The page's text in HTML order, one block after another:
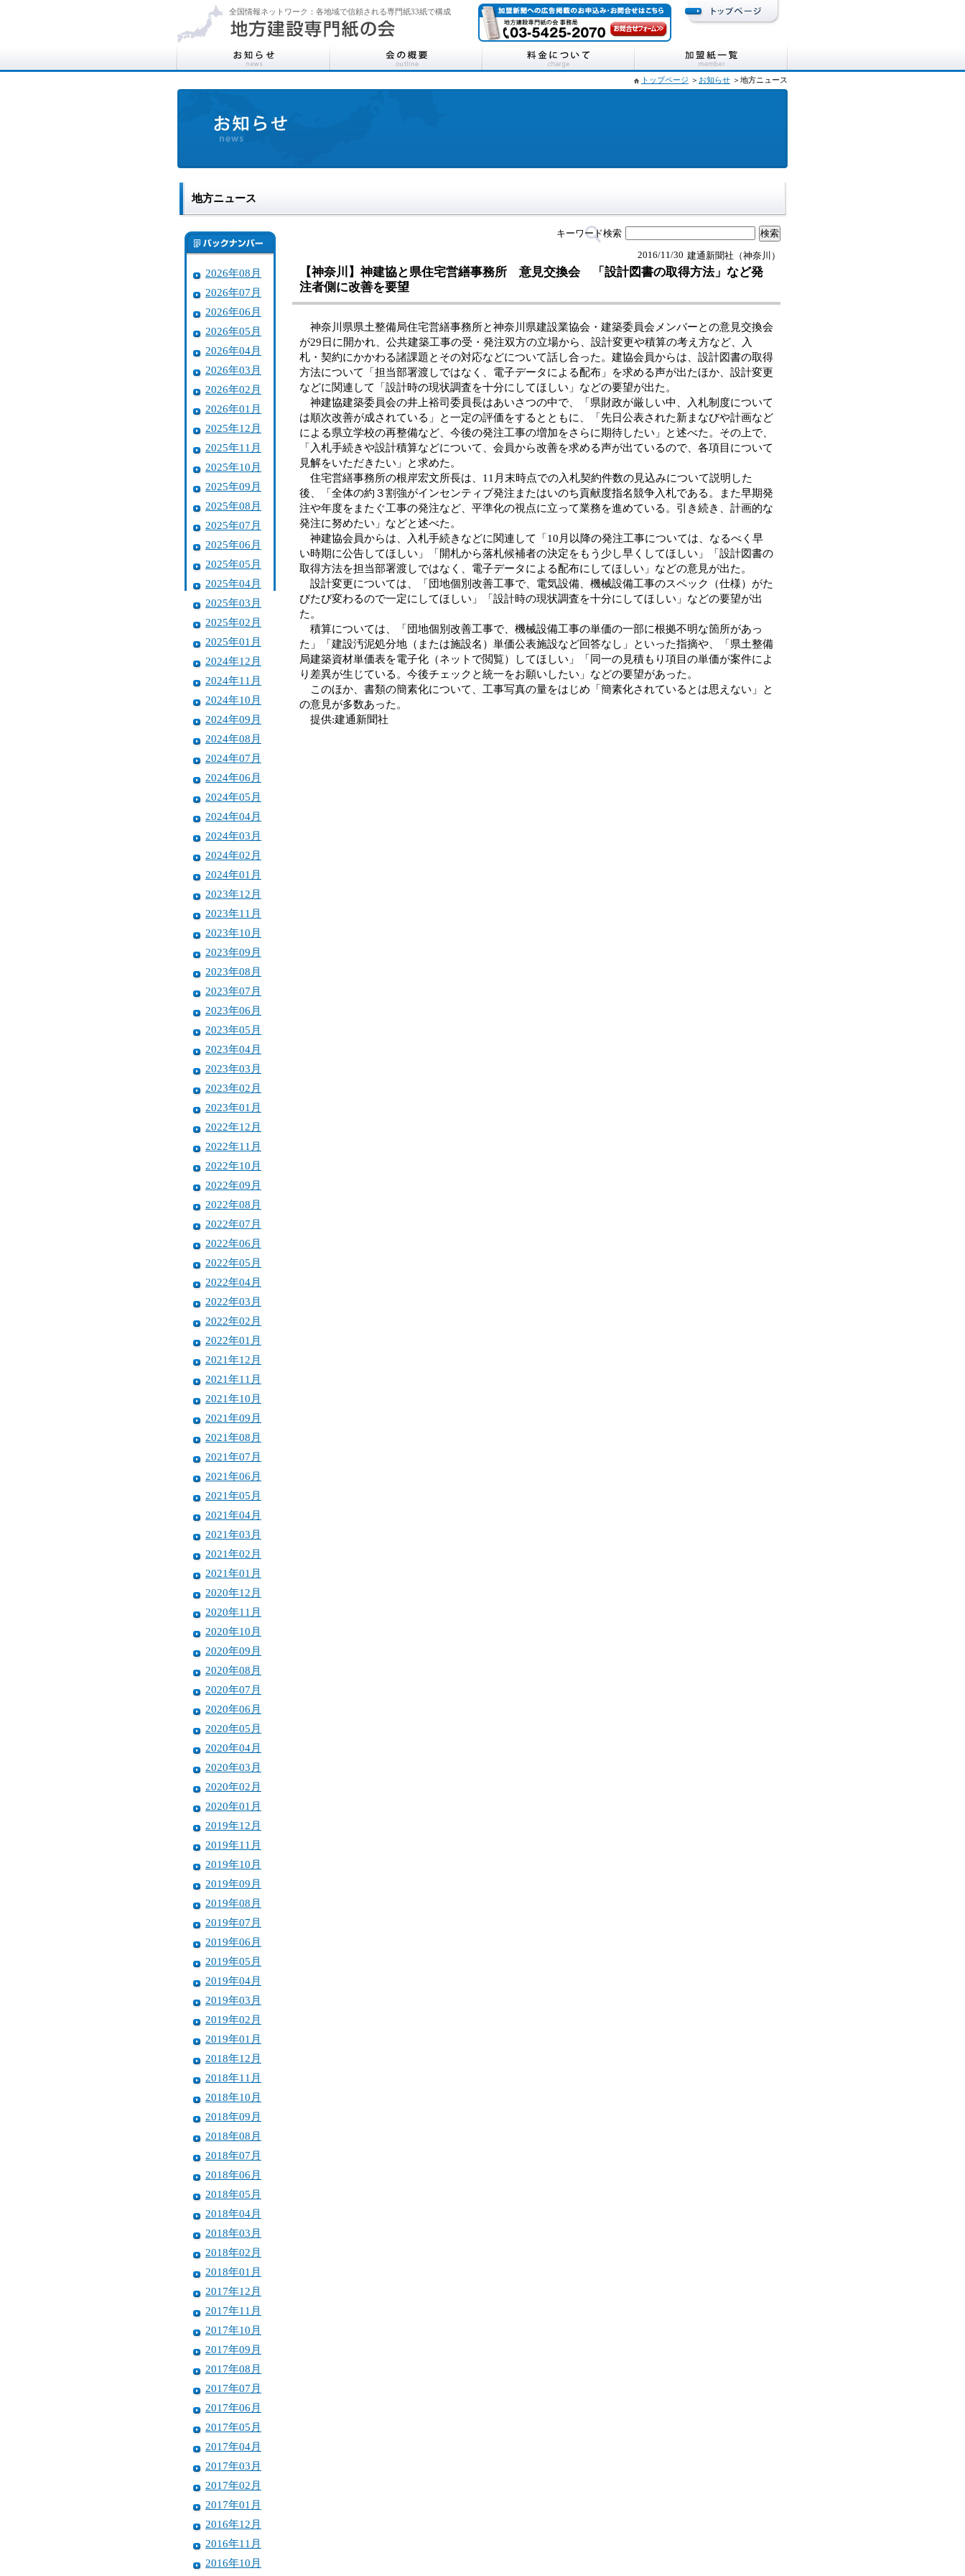
全国情報ネットワーク：各地域で信頼される専門紙33紙で構成
トップページ ＞ お知らせ ＞地方ニュース
地方ニュース
2026年08月
2026年07月
2026年06月
2026年05月
2026年04月
2026年03月
2026年02月
2026年01月
2025年12月
2025年11月
2025年10月
2025年09月
2025年08月
2025年07月
2025年06月
2025年05月
2025年04月
2025年03月
2025年02月
2025年01月
2024年12月
2024年11月
2024年10月
2024年09月
2024年08月
2024年07月
2024年06月
2024年05月
2024年04月
2024年03月
2024年02月
2024年01月
2023年12月
2023年11月
2023年10月
2023年09月
2023年08月
2023年07月
2023年06月
2023年05月
2023年04月
2023年03月
2023年02月
2023年01月
2022年12月
2022年11月
2022年10月
2022年09月
2022年08月
2022年07月
2022年06月
2022年05月
2022年04月
2022年03月
2022年02月
2022年01月
2021年12月
2021年11月
2021年10月
2021年09月
2021年08月
2021年07月
2021年06月
2021年05月
2021年04月
2021年03月
2021年02月
2021年01月
2020年12月
2020年11月
2020年10月
2020年09月
2020年08月
2020年07月
2020年06月
2020年05月
2020年04月
2020年03月
2020年02月
2020年01月
2019年12月
2019年11月
2019年10月
2019年09月
2019年08月
2019年07月
2019年06月
2019年05月
2019年04月
2019年03月
2019年02月
2019年01月
2018年12月
2018年11月
2018年10月
2018年09月
2018年08月
2018年07月
2018年06月
2018年05月
2018年04月
2018年03月
2018年02月
2018年01月
2017年12月
2017年11月
2017年10月
2017年09月
2017年08月
2017年07月
2017年06月
2017年05月
2017年04月
2017年03月
2017年02月
2017年01月
2016年12月
2016年11月
2016年10月
キーワード検索
建通新聞社（神奈川）
2016/11/30
【神奈川】神建協と県住宅営繕事務所 意見交換会 「設計図書の取得方法」など発
注者側に改善を要望
神奈川県県土整備局住宅営繕事務所と神奈川県建設業協会・建築委員会メンバーとの意見交換会
が29日に開かれ、公共建築工事の受・発注双方の立場から、設計変更や積算の考え方など、入
札・契約にかかわる諸課題とその対応などについて話し合った。建協会員からは、設計図書の取得
方法について「担当部署渡しではなく、電子データによる配布」を求める声が出たほか、設計変更
などに関連して「設計時の現状調査を十分にしてほしい」などの要望が出た。
神建協建築委員会の井上裕司委員長はあいさつの中で、「県財政が厳しい中、入札制度について
は順次改善が成されている」と一定の評価をするとともに、「先日公表された新まなびや計画など
による県立学校の再整備など、今後の発注工事の増加をさらに期待したい」と述べた。その上で、
「入札手続きや設計積算などについて、会員から改善を求める声が出ているので、各項目について
見解をいただきたい」と求めた。
住宅営繕事務所の根岸宏文所長は、11月末時点での入札契約件数の見込みについて説明した
後、「全体の約３割強がインセンティブ発注またはいのち貢献度指名競争入札である。また早期発
注や年度をまたぐ工事の発注など、平準化の視点に立って業務を進めている。引き続き、計画的な
発注に努めたい」などと述べた。
神建協会員からは、入札手続きなどに関連して「10月以降の発注工事については、なるべく早
い時期に公告してほしい」「開札から落札候補者の決定をもう少し早くしてほしい」「設計図書の
取得方法を担当部署渡しではなく、電子データによる配布にしてほしい」などの意見が出た。
設計変更については、「団地個別改善工事で、電気設備、機械設備工事のスペック（仕様）がた
びたび変わるので一定にしてほしい」「設計時の現状調査を十分にしてほしい」などの要望が出
た。
積算については、「団地個別改善工事で、機械設備工事の単価の一部に根拠不明な箇所があっ
た」「建設汚泥処分地（または施設名）単価公表施設など回答なし」といった指摘や、「県土整備
局建築資材単価表を電子化（ネットで閲覧）してほしい」「同一の見積もり項目の単価が案件によ
り差異が生じている。今後チェックと統一をお願いしたい」などの要望があった。
このほか、書類の簡素化について、工事写真の量をはじめ「簡素化されているとは思えない」と
の意見が多数あった。
提供:建通新聞社